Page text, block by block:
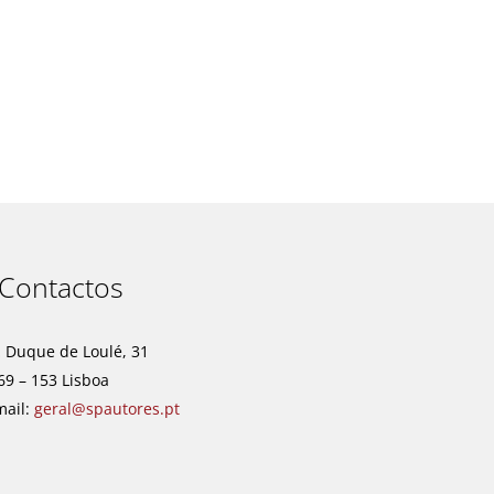
Contactos
Duque de Loulé, 31
– 153 Lisboa
geral@spautores.pt